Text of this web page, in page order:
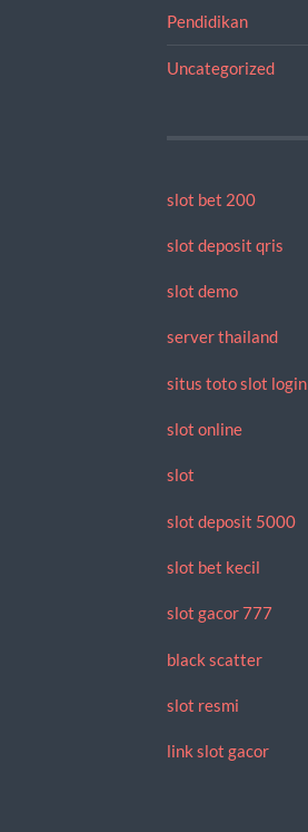
Pendidikan
Uncategorized
slot bet 200
slot deposit qris
slot demo
server thailand
situs toto slot login
slot online
slot
slot deposit 5000
slot bet kecil
slot gacor 777
black scatter
slot resmi
link slot gacor